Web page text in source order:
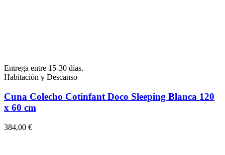
Entrega entre 15-30 días.
Habitación y Descanso
Cuna Colecho Cotinfant Doco Sleeping Blanca 120
x 60 cm
384,00 €